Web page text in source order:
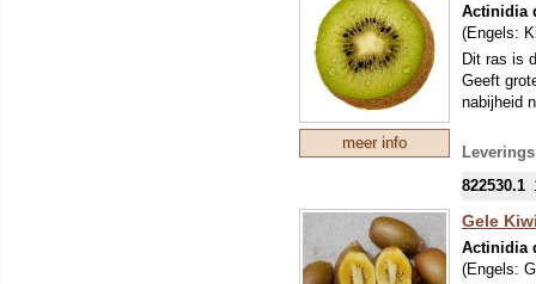
meer info
Actinidia
(Engels:
Dit ras is
Geeft
nabijheid
822530.1
Gele
Actinidia
(Engels: